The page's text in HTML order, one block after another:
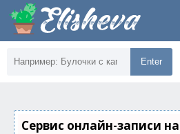
Enter
Сервис онлайн-записи